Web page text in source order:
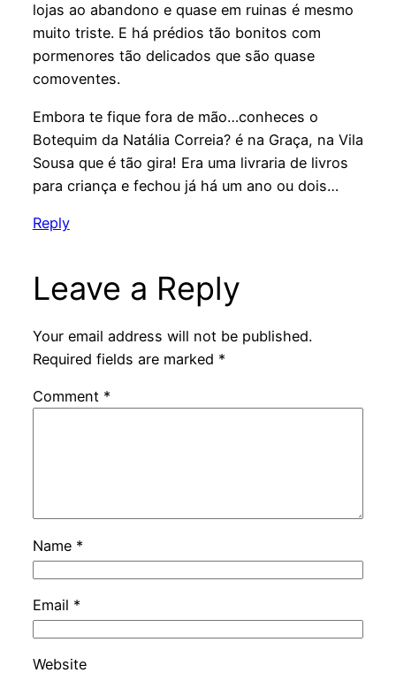
lojas ao abandono e quase em ruinas é mesmo
muito triste. E há prédios tão bonitos com
pormenores tão delicados que são quase
comoventes.
Embora te fique fora de mão…conheces o
Botequim da Natália Correia? é na Graça, na Vila
Sousa que é tão gira! Era uma livraria de livros
para criança e fechou já há um ano ou dois…
Reply
Leave a Reply
Your email address will not be published.
Required fields are marked *
Comment *
Name *
Email *
Website